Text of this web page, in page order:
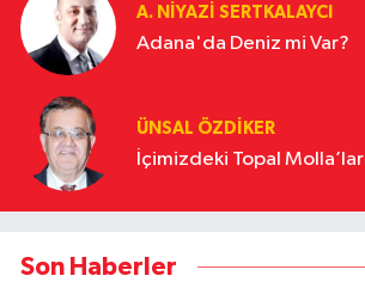
A. NIYAZI SERTKALAYCI
Adana'da Deniz mi Var?
ÜNSAL ÖZDIKER
İçimizdeki Topal Molla’lar
Son Haberler